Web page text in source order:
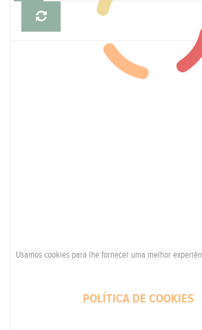
Usamos cookies para lhe fornecer uma melhor
POLÍTICA DE COOKIES